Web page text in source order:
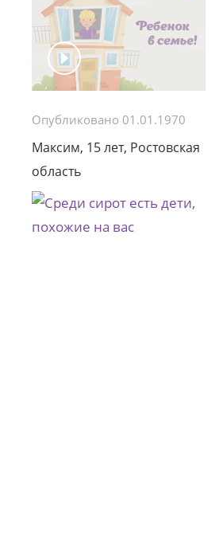
Опубликовано 01.01.1970
Максим, 15 лет, Ростовская
область